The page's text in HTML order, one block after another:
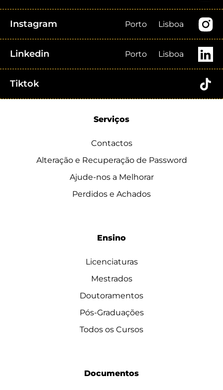
Instagram Porto Lisboa
Linkedin Porto Lisboa
Tiktok
Serviços
Contactos
Alteração e Recuperação de Password
Ajude-nos a Melhorar
Perdidos e Achados
Ensino
Licenciaturas
Mestrados
Doutoramentos
Pós-Graduações
Todos os Cursos
Documentos